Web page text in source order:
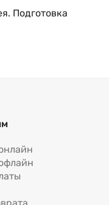
Подготовка